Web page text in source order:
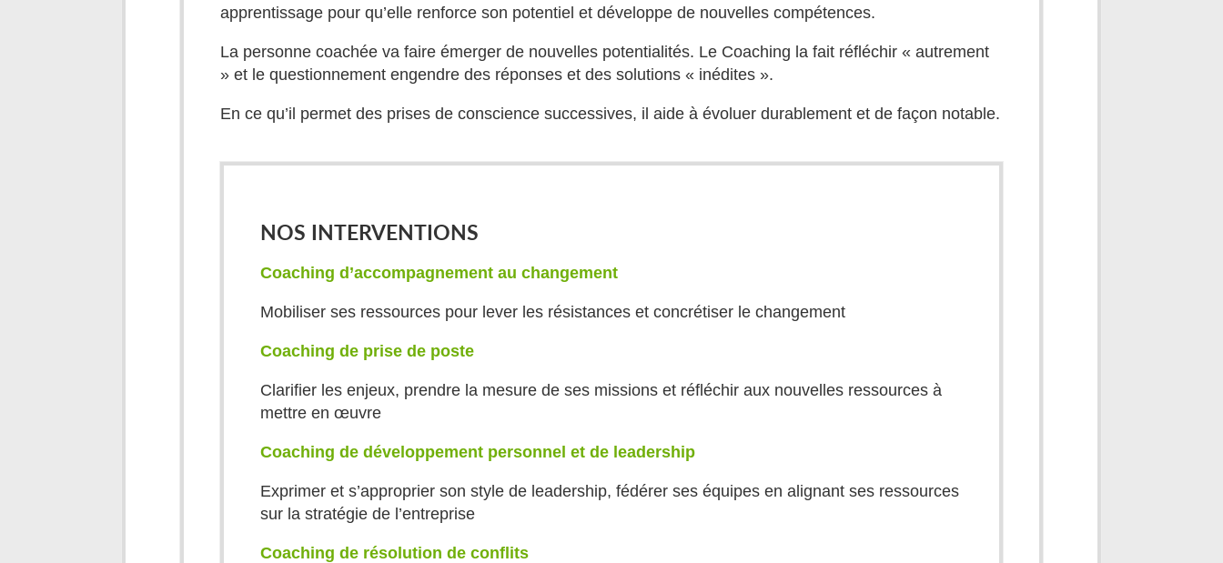
apprentissage pour qu’elle renforce son potentiel et développe de nouvelles compétences.
La personne coachée va faire émerger de nouvelles potentialités. Le Coaching la fait réfléchir « autrement
» et le questionnement engendre des réponses et des solutions « inédites ».
En ce qu’il permet des prises de conscience successives, il aide à évoluer durablement et de façon notable.
NOS INTERVENTIONS
Coaching d’accompagnement au changement
Mobiliser ses ressources pour lever les résistances et concrétiser le changement
Coaching de prise de poste
Clarifier les enjeux, prendre la mesure de ses missions et réfléchir aux nouvelles ressources à
mettre en œuvre
Coaching de développement personnel et de leadership
Exprimer et s’approprier son style de leadership, fédérer ses équipes en alignant ses ressources
sur la stratégie de l’entreprise
Coaching de résolution de conflits